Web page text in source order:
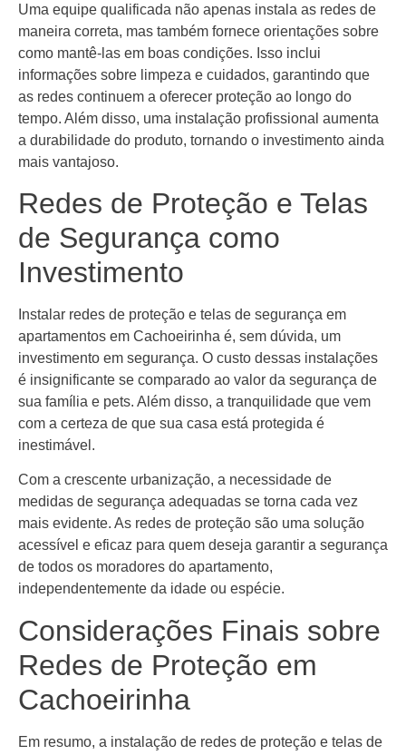
Uma equipe qualificada não apenas instala as redes de
maneira correta, mas também fornece orientações sobre
como mantê-las em boas condições. Isso inclui
informações sobre limpeza e cuidados, garantindo que
as redes continuem a oferecer proteção ao longo do
tempo. Além disso, uma instalação profissional aumenta
a durabilidade do produto, tornando o investimento ainda
mais vantajoso.
Redes de Proteção e Telas
de Segurança como
Investimento
Instalar redes de proteção e telas de segurança em
apartamentos em Cachoeirinha é, sem dúvida, um
investimento em segurança. O custo dessas instalações
é insignificante se comparado ao valor da segurança de
sua família e pets. Além disso, a tranquilidade que vem
com a certeza de que sua casa está protegida é
inestimável.
Com a crescente urbanização, a necessidade de
medidas de segurança adequadas se torna cada vez
mais evidente. As redes de proteção são uma solução
acessível e eficaz para quem deseja garantir a segurança
de todos os moradores do apartamento,
independentemente da idade ou espécie.
Considerações Finais sobre
Redes de Proteção em
Cachoeirinha
Em resumo, a instalação de redes de proteção e telas de